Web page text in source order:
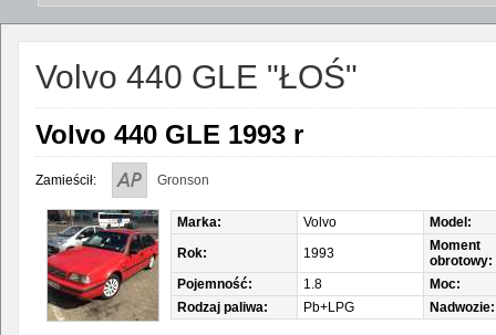
Volvo 440 GLE "ŁOŚ"
Volvo 440 GLE 1993 r
Zamieścił: Gronson
Marka: Volvo
Model:
Rok:
1993
Moment
obrotowy:
Pojemność:
1.8
Moc:
Rodzaj paliwa:
Pb+LPG Nadwozie: